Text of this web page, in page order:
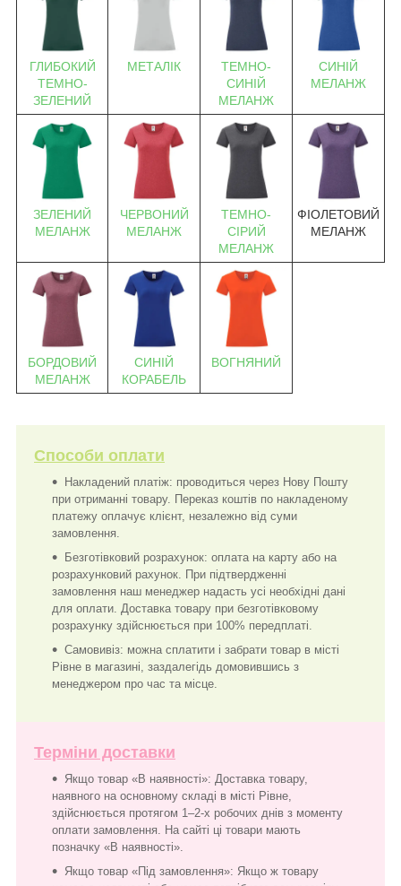
ГЛИБОКИЙ
ТЕМНО-
ЗЕЛЕНИЙ
МЕТАЛІК
ТЕМНО-
СИНІЙ
МЕЛАНЖ
СИНІЙ
МЕЛАНЖ
ЗЕЛЕНИЙ
МЕЛАНЖ
ЧЕРВОНИЙ
МЕЛАНЖ
ТЕМНО-
СІРИЙ
МЕЛАНЖ
ФІОЛЕТОВИЙ
МЕЛАНЖ
БОРДОВИЙ
МЕЛАНЖ
СИНІЙ
КОРАБЕЛЬ
ВОГНЯНИЙ
Способи оплати
Накладений платіж: проводиться через Нову Пошту
при отриманні товару. Переказ коштів по накладеному
платежу оплачує клієнт, незалежно від суми
замовлення.
Безготівковий розрахунок: оплата на карту або на
розрахунковий рахунок. При підтвердженні
замовлення наш менеджер надасть усі необхідні дані
для оплати. Доставка товару при безготівковому
розрахунку здійснюється при 100% передплаті.
Самовивіз: можна сплатити і забрати товар в місті
Рівне в магазині, заздалегідь домовившись з
менеджером про час та місце.
Терміни доставки
Якщо товар «В наявності»: Доставка товару,
наявного на основному складі в місті Рівне,
здійснюється протягом 1–2-х робочих днів з моменту
оплати замовлення. На сайті ці товари мають
позначку «В наявності».
Якщо товар «Під замовлення»: Якщо ж товару